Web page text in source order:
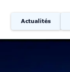
Actualités